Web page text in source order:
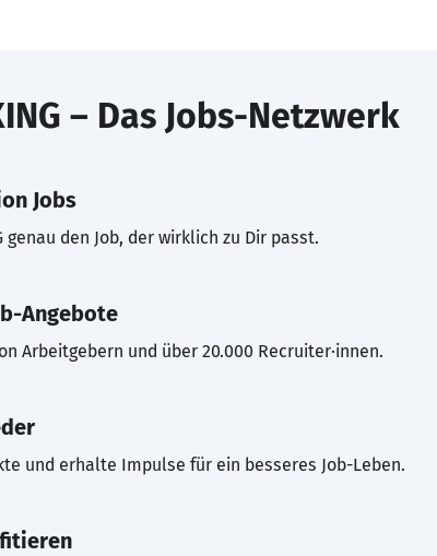
– Das Jobs-Netzwerk
Jobs
genau den Job, der wirklich zu Dir passt.
Angebote
Arbeitgebern und über 20.000 Recruiter·innen.
und erhalte Impulse für ein besseres Job-Leben.